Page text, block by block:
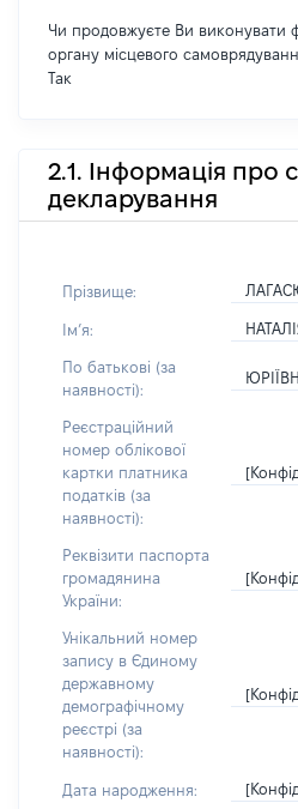
Чи продовжуєте Ви виконувати
органу місцевого
Так
2.1. Інформація про
декларування
Прізвище:
Імʼя:
По батькові (за
наявності):
Реєстраційний
номер облікової
картки платника
податків (за
наявності):
Реквізити паспорта
громадянина
України:
Унікальний номер
запису в Єдиному
державному
демографічному
реєстрі (за
наявності):
Дата народження: